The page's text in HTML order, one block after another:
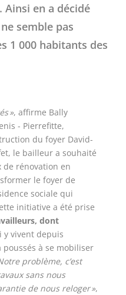
en a décidé
semble pas
1 000 habitants des
», affirme Bally
- Pierrefitte,
du foyer David-
le bailleur a souhaité
de rénovation en
le foyer de
sociale qui
initiative a été prise
dont
y vivent depuis
poussés à se mobiliser
problème, c’est
sans nous
de nous reloger »,